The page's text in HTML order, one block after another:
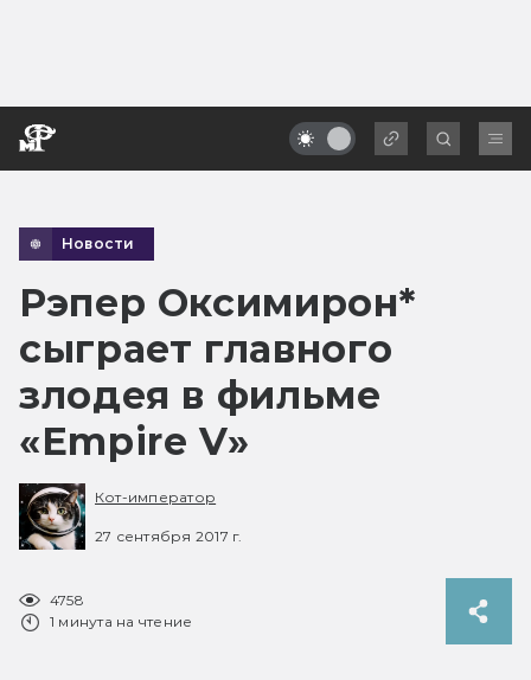
Новости
Рэпер Оксимирон*
сыграет главного
злодея в фильме
«Empire V»
Кот-император
27 сентября 2017 г.
4758
1 минута на чтение